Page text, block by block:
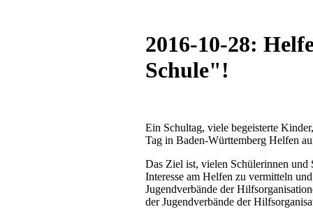
2016-10-28:
Schule"!
Ein Schultag, viele begeisterte
Tag in Baden-Württemberg Helfen
Das Ziel ist, vielen Schülerinnen und
Interesse am Helfen zu vermitteln
Jugendverbände der
der Jugendverbände der